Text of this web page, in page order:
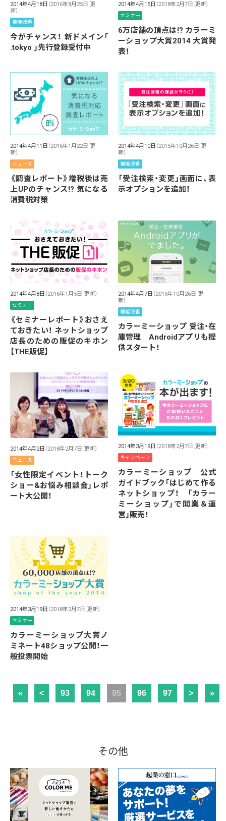
2014年4月18日 （2016年8月25日 更
新）
機能改善
今がチャンス！ 新ドメイン「
.tokyo 」先行登録受付中
2014年4月15日 （2018年2月7日 更新）
セミナー
6万店舗の頂点は!? カラーミ
ーショップ大賞2014 大賞発
表！
2014年4月11日 （2016年1月22日 更
新）
ニュース
《調査レポート》増税後は売
上UPのチャンス!? 気になる
消費税対策
2014年4月10日 （2015年10月26日 更
新）
機能改善
「受注検索・変更」画面に、表
示オプションを追加！
2014年4月8日 （2016年1月5日 更新）
セミナー
《セミナーレポート》おさえ
ておきたい！ ネットショップ
店長のための販促のキホン
【THE販促】
2014年4月7日 （2015年10月26日 更
新）
機能改善
カラーミーショップ 受注・在
庫管理 Androidアプリも提
供スタート！
2014年4月2日 （2018年2月7日 更新）
ニュース
「女性限定イベント！トーク
ショー&お悩み相談会」レポ
ート大公開！
2014年3月19日 （2018年2月7日 更新）
キャンペーン
カラーミーショップ 公式
ガイドブック「はじめて作る
ネットショップ！ 「カラー
ミーショップ」で開業＆運
営」販売！
2014年3月19日 （2018年2月7日 更新）
セミナー
カラーミーショップ大賞ノ
ミネート48ショップ公開！一
般投票開始
« < 93 94 95 96 97 > »
その他